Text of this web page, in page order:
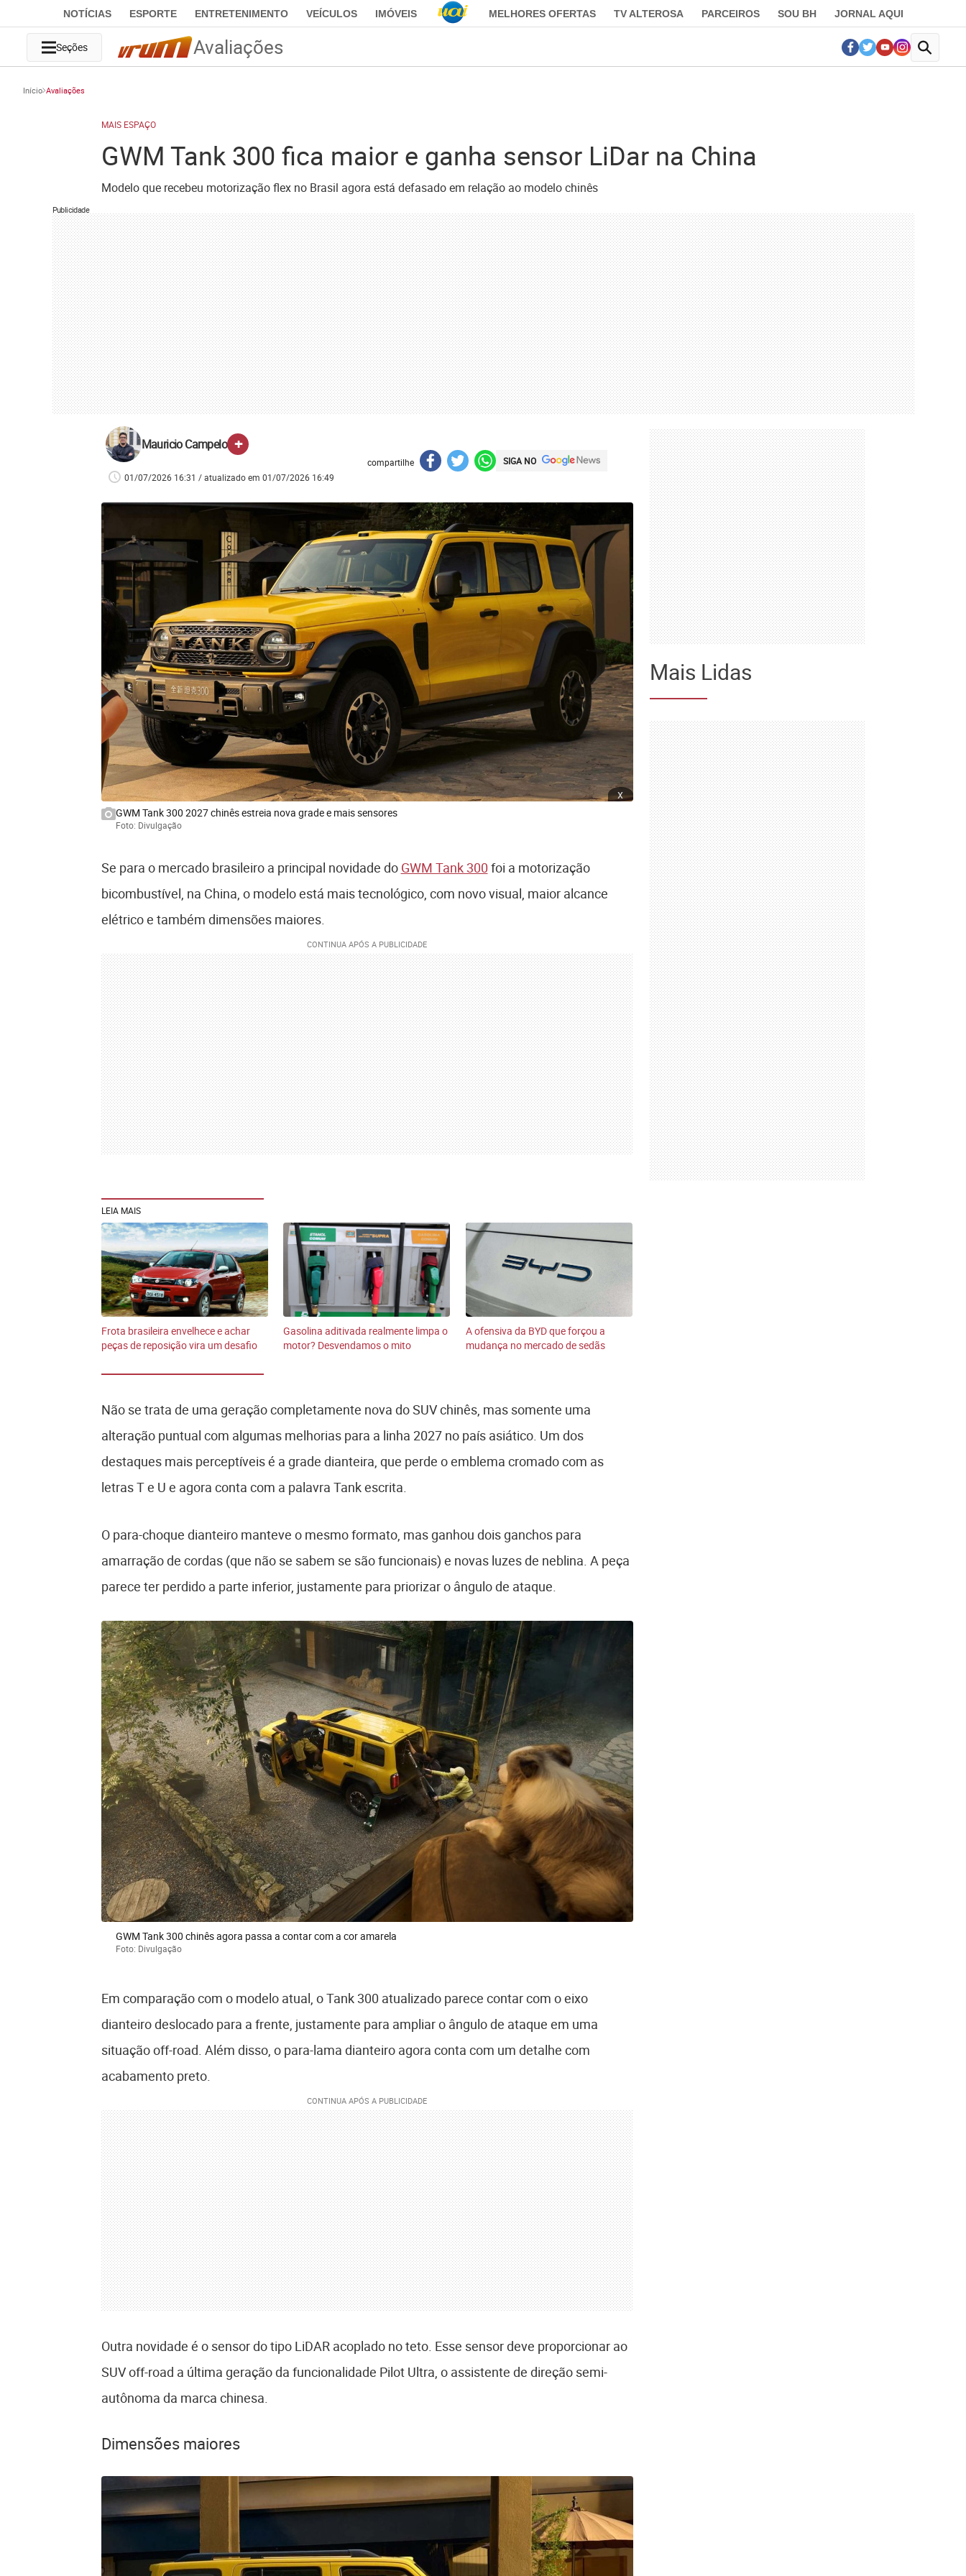
NOTÍCIAS ESPORTE ENTRETENIMENTO VEÍCULOS IMÓVEIS MELHORES OFERTAS TV ALTEROSA PARCEIROS SOU BH JORNAL AQUI
Seções Avaliações
Início Avaliações
MAIS ESPAÇO
GWM Tank 300 fica maior e ganha sensor LiDar na China
Modelo que recebeu motorização flex no Brasil agora está defasado em relação ao modelo chinês
Publicidade
Mauricio Campelo +
01/07/2026 16:31 / atualizado em 01/07/2026 16:49
compartilhe SIGA NO
x
GWM Tank 300 2027 chinês estreia nova grade e mais sensores
Foto: Divulgação
Se para o mercado brasileiro a principal novidade do GWM Tank 300 foi a motorização
bicombustível, na China, o modelo está mais tecnológico, com novo visual, maior alcance
elétrico e também dimensões maiores.
LEIA MAIS
Frota brasileira envelhece e achar
peças de reposição vira um desafio
Gasolina aditivada realmente limpa o
motor? Desvendamos o mito
A ofensiva da BYD que forçou a
mudança no mercado de sedãs
Não se trata de uma geração completamente nova do SUV chinês, mas somente uma
alteração puntual com algumas melhorias para a linha 2027 no país asiático. Um dos
destaques mais perceptíveis é a grade dianteira, que perde o emblema cromado com as
letras T e U e agora conta com a palavra Tank escrita.
O para-choque dianteiro manteve o mesmo formato, mas ganhou dois ganchos para
amarração de cordas (que não se sabem se são funcionais) e novas luzes de neblina. A peça
parece ter perdido a parte inferior, justamente para priorizar o ângulo de ataque.
GWM Tank 300 chinês agora passa a contar com a cor amarela
Foto: Divulgação
Em comparação com o modelo atual, o Tank 300 atualizado parece contar com o eixo
dianteiro deslocado para a frente, justamente para ampliar o ângulo de ataque em uma
situação off-road. Além disso, o para-lama dianteiro agora conta com um detalhe com
acabamento preto.
Outra novidade é o sensor do tipo LiDAR acoplado no teto. Esse sensor deve proporcionar ao
SUV off-road a última geração da funcionalidade Pilot Ultra, o assistente de direção semi-
autônoma da marca chinesa.
Dimensões maiores
Mais Lidas